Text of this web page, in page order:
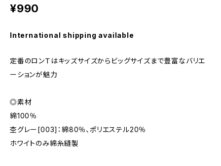
¥990
International shipping available
定番のロンＴはキッズサイズからビッグサイズまで豊富なバリエ
ーションが魅力
◎素材
綿100％
杢グレー[003]：綿80％、ポリエステル20％
ホワイトのみ綿糸縫製